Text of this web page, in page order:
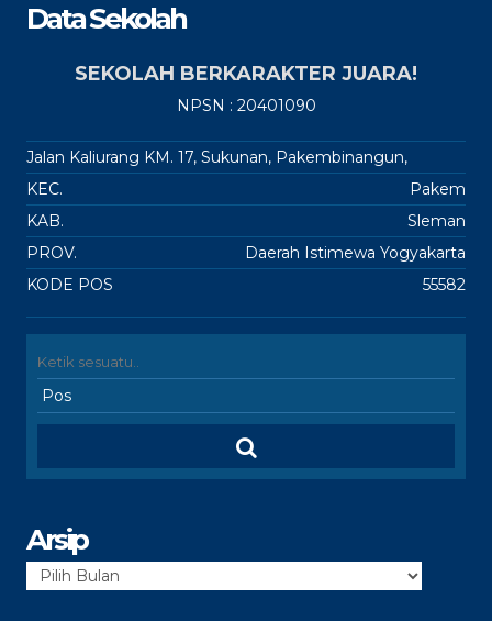
Data Sekolah
SEKOLAH BERKARAKTER JUARA!
NPSN : 20401090
Jalan Kaliurang KM. 17, Sukunan, Pakembinangun,
KEC.
Pakem
KAB.
Sleman
PROV.
Daerah Istimewa Yogyakarta
KODE POS
55582
Arsip
Arsip